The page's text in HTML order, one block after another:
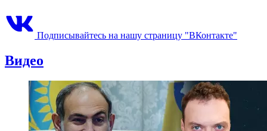
Подписывайтесь на нашу страницу "ВКонтакте"
Видео